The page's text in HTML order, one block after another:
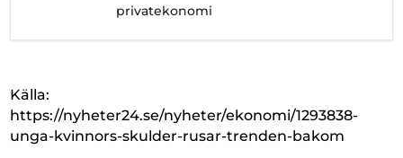
privatekonomi
Källa:
https://nyheter24.se/nyheter/ekonomi/1293838-
unga-kvinnors-skulder-rusar-trenden-bakom